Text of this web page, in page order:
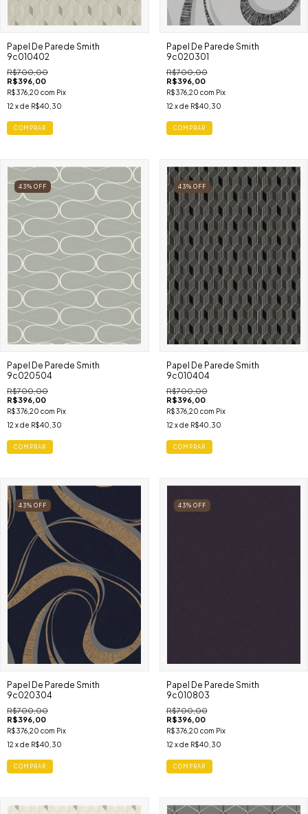
Papel De Parede Smith
9c010402
R$700,00
R$396,00
R$376,20 com Pix
12 x de R$40,30
COMPRAR
Papel De Parede Smith
9c020301
R$700,00
R$396,00
R$376,20 com Pix
12 x de R$40,30
COMPRAR
43% OFF
Papel De Parede Smith
9c020504
R$700,00
R$396,00
R$376,20 com Pix
12 x de R$40,30
COMPRAR
43% OFF
Papel De Parede Smith
9c010404
R$700,00
R$396,00
R$376,20 com Pix
12 x de R$40,30
COMPRAR
43% OFF
Papel De Parede Smith
9c020304
R$700,00
R$396,00
R$376,20 com Pix
12 x de R$40,30
COMPRAR
43% OFF
Papel De Parede Smith
9c010803
R$700,00
R$396,00
R$376,20 com Pix
12 x de R$40,30
COMPRAR